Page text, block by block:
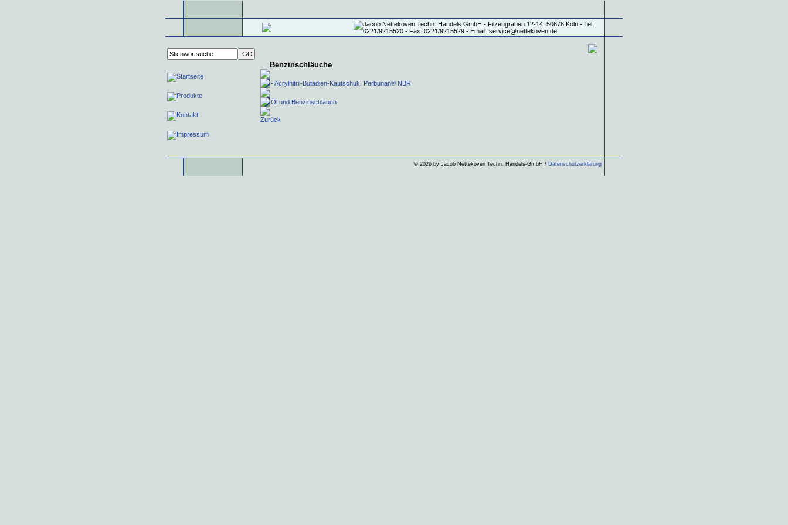
Benzinschläuche
- Acrylnitril-Butadien-Kautschuk, Perbunan® NBR
Öl und Benzinschlauch
Zurück
© 2026 by Jacob Nettekoven Techn. Handels-GmbH / Datenschutzerklärung